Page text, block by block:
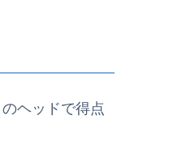
ヘッドで得点